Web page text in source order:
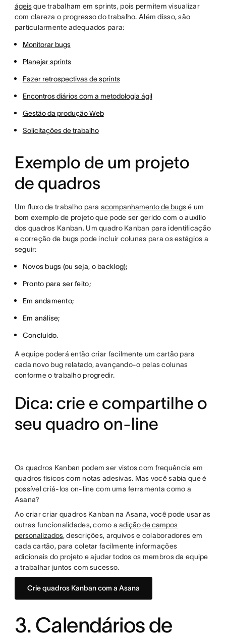
ágeisque trabalham em sprints, pois permitem visualizar
com clareza o progresso do trabalho. Além disso, são
particularmente adequados para:
Monitorar bugs
Planejar sprints
Fazer retrospectivas de sprints
Encontros diários com a metodologia ágil
Gestão da produção Web
Solicitações de trabalho
Exemplo de um projeto
de quadros
Um fluxo de trabalho para acompanhamento de bugsé um
bom exemplo de projeto que pode ser gerido com o auxílio
dos quadros Kanban. Um quadro Kanban para identificação
e correção de bugs pode incluir colunas para os estágios a
seguir:
Novos bugs (ou seja, o backlog);
Pronto para ser feito;
Em andamento;
Em análise;
Concluído.
A equipe poderá então criar facilmente um cartão para
cada novo bug relatado, avançando-o pelas colunas
conforme o trabalho progredir.
Dica: crie e compartilhe o
seu quadro on-line
Os quadros Kanban podem ser vistos com frequência em
quadros físicos com notas adesivas. Mas você sabia que é
possível criá-los on-line com uma ferramenta como a
Asana?
Ao criar criar quadros Kanban na Asana, você pode usar as
outras funcionalidades, como aadição de campos
personalizados, descrições, arquivos e colaboradores em
cada cartão, para coletar facilmente informações
adicionais do projeto e ajudar todos os membros da equipe
a trabalhar juntos com sucesso.
Crie quadros Kanban com a Asana
3. Calendários de